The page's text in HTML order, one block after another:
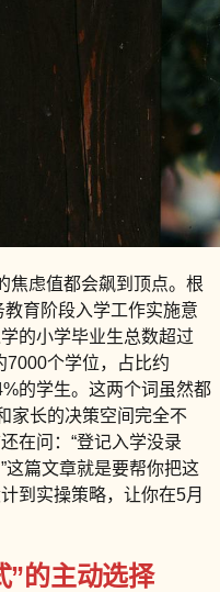
焦虑值都会飙到顶点。根
育阶段入学工作实施意
的小学毕业生总数超过
7000个学位，占比约
的学生。这两个词虽然都
家长的决策空间完全不
在问：“登记入学没录
这篇文章就是要帮你把这
到实操策略，让你在5月
”的主动选择